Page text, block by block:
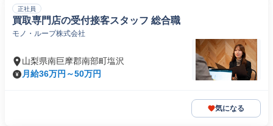
正社員
買取専門店の受付接客スタッフ 総合職
モノ・ループ株式会社
山梨県南巨摩郡南部町塩沢
月給36万円～50万円
気になる